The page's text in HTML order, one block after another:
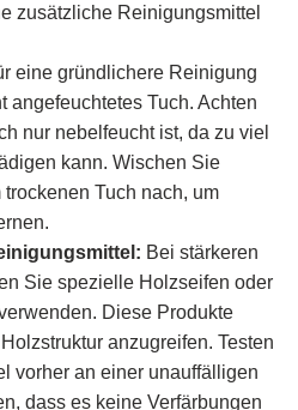
zusätzliche Reinigungsmittel
eine gründlichere Reinigung
angefeuchtetes Tuch. Achten
nur nebelfeucht ist, da zu viel
kann. Wischen Sie
Tuch nach, um
Bei stärkeren
Sie spezielle Holzseifen oder
Diese Produkte
anzugreifen. Testen
vorher an einer unauffälligen
dass es keine Verfärbungen